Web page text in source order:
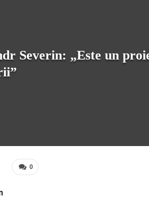
Severin: „Este un
0